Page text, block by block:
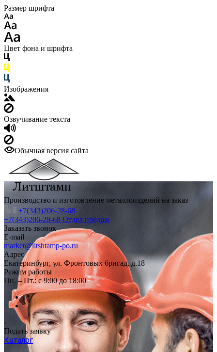
Размер шрифта
Цвет фона и шрифта
Изображения
Озвучивание текста
Обычная версия сайта
Производство и изготовление металлоизделий на заказ
+7(343)206-28-68
+7(343)206-28-68 Отдел продаж
Заказать звонок
E-mail
market@litshtamp-po.ru
Адрес
Екатеринбург, ул. Фронтовых бригад, д.18
Режим работы
Пн. – Пт.: с 9:00 до 18:00
Подать заявку
Каталог